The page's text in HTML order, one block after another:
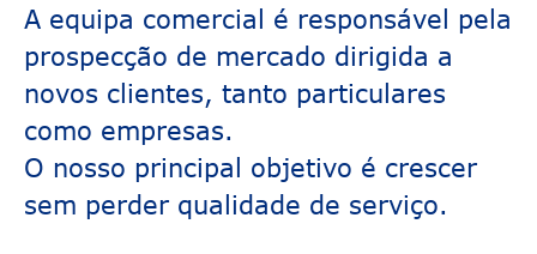
A equipa comercial é responsável pela
prospecção de mercado dirigida a
novos clientes, tanto particulares
como empresas.
O nosso principal objetivo é crescer
sem perder qualidade de serviço.